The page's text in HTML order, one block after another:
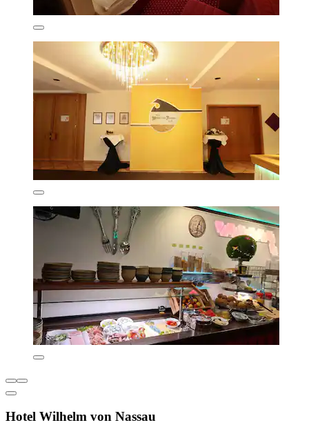
Hotel Wilhelm von Nassau